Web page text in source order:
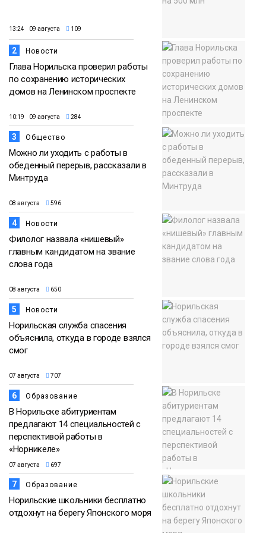
13:24 09 августа 109
2 Новости
Глава Норильска проверил работы
по сохранению исторических
домов на Ленинском проспекте
10:19 09 августа 284
3 Общество
Можно ли уходить с работы в
обеденный перерыв, рассказали в
Минтруда
08 августа 596
4 Новости
Филолог назвала «нишевый»
главным кандидатом на звание
слова года
08 августа 650
5 Новости
Норильская служба спасения
объяснила, откуда в городе взялся
смог
07 августа 707
6 Образование
В Норильске абитуриентам
предлагают 14 специальностей с
перспективой работы в
«Норникеле»
07 августа 697
7 Образование
Норильские школьники бесплатно
отдохнут на берегу Японского моря